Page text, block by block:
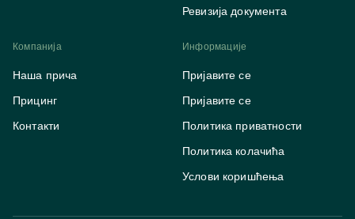
Ревизија документа
Компанија
Наша прича
Прицинг
Контакти
Информације
Пријавите се
Пријавите се
Политика приватности
Политика колачића
Услови коришћења